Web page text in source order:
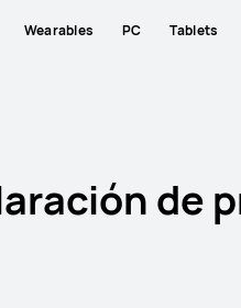
Wearables PC Tablets
de